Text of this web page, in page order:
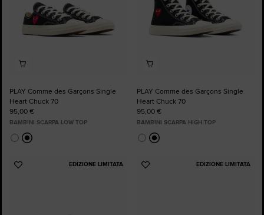
PLAY Comme des Garçons Single
Heart Chuck 70
95,00 €
BAMBINI SCARPA LOW TOP
PLAY Comme des Garçons Single
Heart Chuck 70
95,00 €
BAMBINI SCARPA HIGH TOP
EDIZIONE LIMITATA
Aggiungi
EDIZIONE LIMITATA
Aggiungi